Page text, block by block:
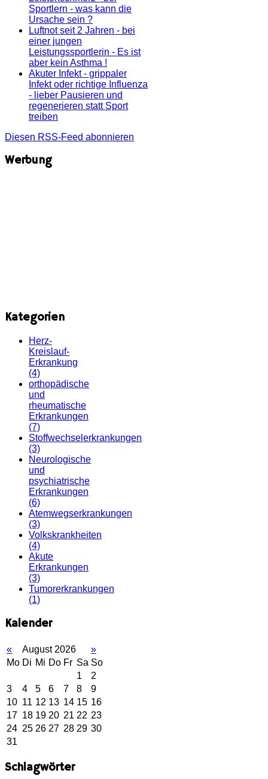
Sportlern - was kann die
Ursache sein ?
Luftnot seit 2 Jahren - bei
einer jungen
Leistungssportlerin - Es ist
aber kein Asthma !
Akuter Infekt - grippaler
Infekt oder richtige Influenza
- lieber Pausieren und
regenerieren statt Sport
treiben
Diesen RSS-Feed abonnieren
Werbung
Kategorien
Herz-
Kreislauf-
Erkrankung
(4)
orthopädische
und
rheumatische
Erkrankungen
(7)
Stoffwechselerkrankungen
(3)
Neurologische
und
psychiatrische
Erkrankungen
(6)
Atemwegserkrankungen
(3)
Volkskrankheiten
(4)
Akute
Erkrankungen
(3)
Tumorerkrankungen
(1)
Kalender
« August 2026
»
Mo Di Mi Do Fr Sa So
1
2
3
4 5 6 7 8
9
10 11 12 13 14 15 16
17 18 19 20 21 22 23
24 25 26 27 28 29 30
31
Schlagwörter